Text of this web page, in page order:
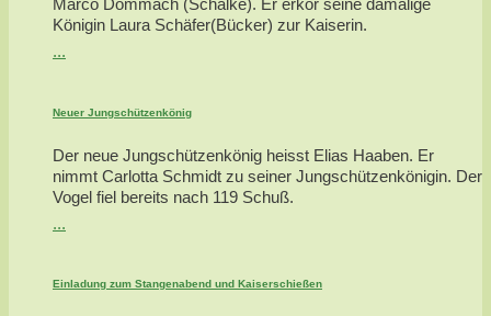
Marco Dommach (Schalke). Er erkor seine damalige
Königin Laura Schäfer(Bücker) zur Kaiserin.
...
Neuer Jungschützenkönig
Der neue Jungschützenkönig heisst Elias Haaben. Er
nimmt Carlotta Schmidt zu seiner Jungschützenkönigin. Der
Vogel fiel bereits nach 119 Schuß.
...
Einladung zum Stangenabend und Kaiserschießen